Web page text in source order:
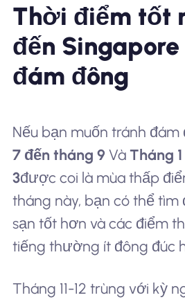
Thời điểm tốt
đến
đám đông
Nếu bạn muốn tránh đám
7 đến tháng 9 Và Tháng
3được coi là mùa thấp
tháng này, bạn có thể
sạn tốt hơn và các điểm
tiếng thường ít đông đúc
Tháng 11-12 trùng với kỳ